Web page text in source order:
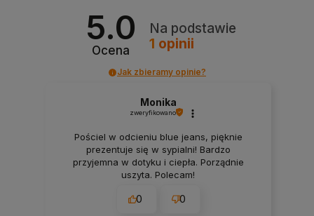
5.0
Ocena
Na podstawie
1 opinii
Jak zbieramy opinie?
Monika
zweryfikowano
Pościel w odcieniu blue jeans, pięknie
prezentuje się w sypialni! Bardzo
przyjemna w dotyku i ciepła. Porządnie
uszyta. Polecam!
0 0